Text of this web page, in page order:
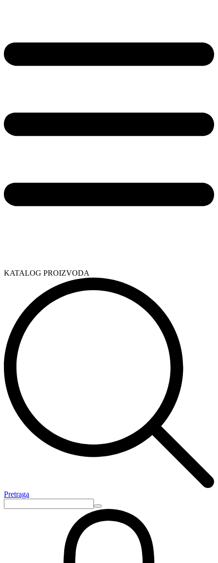
KATALOG PROIZVODA
Pretraga